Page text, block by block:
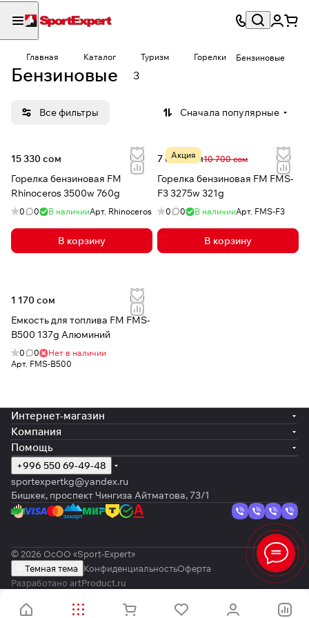
Главная Каталог Туризм Горелки Бензиновые
Бензиновые 3
Все фильтры Сначала популярные
15 330 сом
Горелка бензиновая FM
Rhinoceros 3500w 760g
0 0 В наличииАрт. Rhinoceros
В корзину
Акция
7 650 сом10 700 сом
Горелка бензиновая FM FMS-
F3 3275w 321g
0 0 В наличииАрт. FMS-F3
В корзину
1 170 сом
Емкость для топлива FM FMS-
B500 137g Алюминий
0 0
Нет в наличии
Арт. FMS-B500
Интернет-магазин
Компания
Помощь
+996 550 69-49-48
sportexpertkg@yandex.ru
Бишкек, проспект Чингиза Айтматова, 73/1
© 2026 ОсОО «Sport-Expert»
Темная тема
КонфиденциальностьОферта
Разработано artProduct.ru